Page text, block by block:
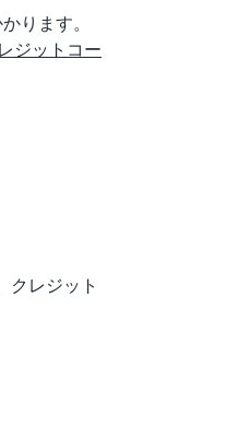
ります。
ジットコー
クレジット